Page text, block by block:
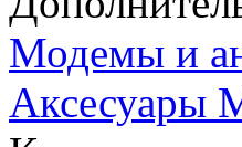
Модемы и
Аксесуары